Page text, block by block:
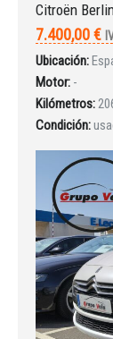
Citroën
7.400,00 €
Ubicación:
Motor: -
Kilómetros:
Condición: